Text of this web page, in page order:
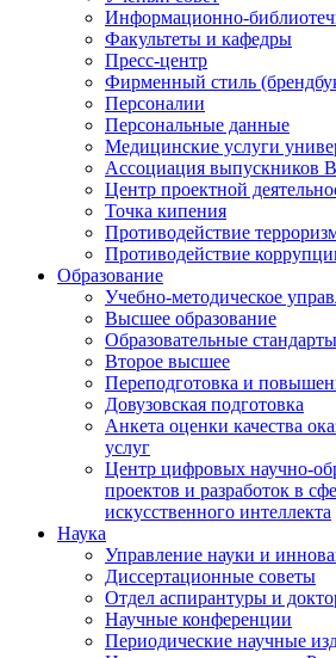
Информационно-
Факультеты и кафедры
Пресс-центр
Фирменный стиль
Персоналии
Персональные данные
Медицинские услуги
Ассоциация выпускников
Центр проектной
Точка кипения
Противодействие
Противодействие
Образование
Учебно-методическое
Высшее образование
Образовательные стандарты
Второе высшее
Переподготовка и
Довузовская подготовка
Анкета оценки качества
услуг
Центр цифровых научно-
проектов и разработок в
искусственного интеллекта
Наука
Управление науки и
Диссертационные советы
Отдел аспирантуры и
Научные конференции
Периодические научные